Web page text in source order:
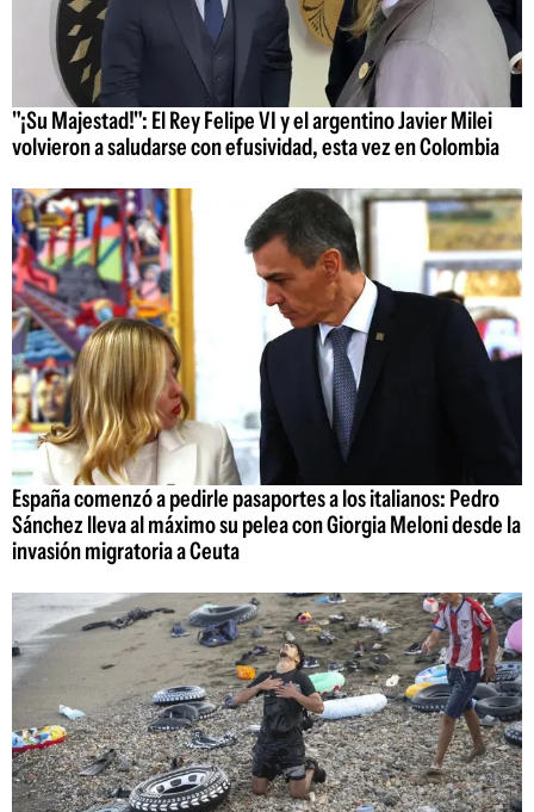
"¡Su Majestad!": El Rey Felipe VI y el argentino Javier Milei
volvieron a saludarse con efusividad, esta vez en Colombia
España comenzó a pedirle pasaportes a los italianos: Pedro
Sánchez lleva al máximo su pelea con Giorgia Meloni desde la
invasión migratoria a Ceuta